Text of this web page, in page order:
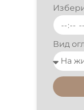
Избери час
Вид оглед